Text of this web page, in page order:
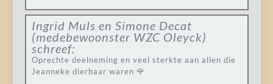
Ingrid Muls en Simone Decat
(medebewoonster WZC Oleyck)
schreef:
Oprechte deelneming en veel sterkte aan allen die
Jeanneke dierbaar waren 🌹